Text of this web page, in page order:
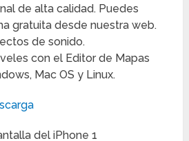
de alta calidad. Puedes
gratuita desde nuestra web.
de sonido.
con el Editor de Mapas
Mac OS y Linux.